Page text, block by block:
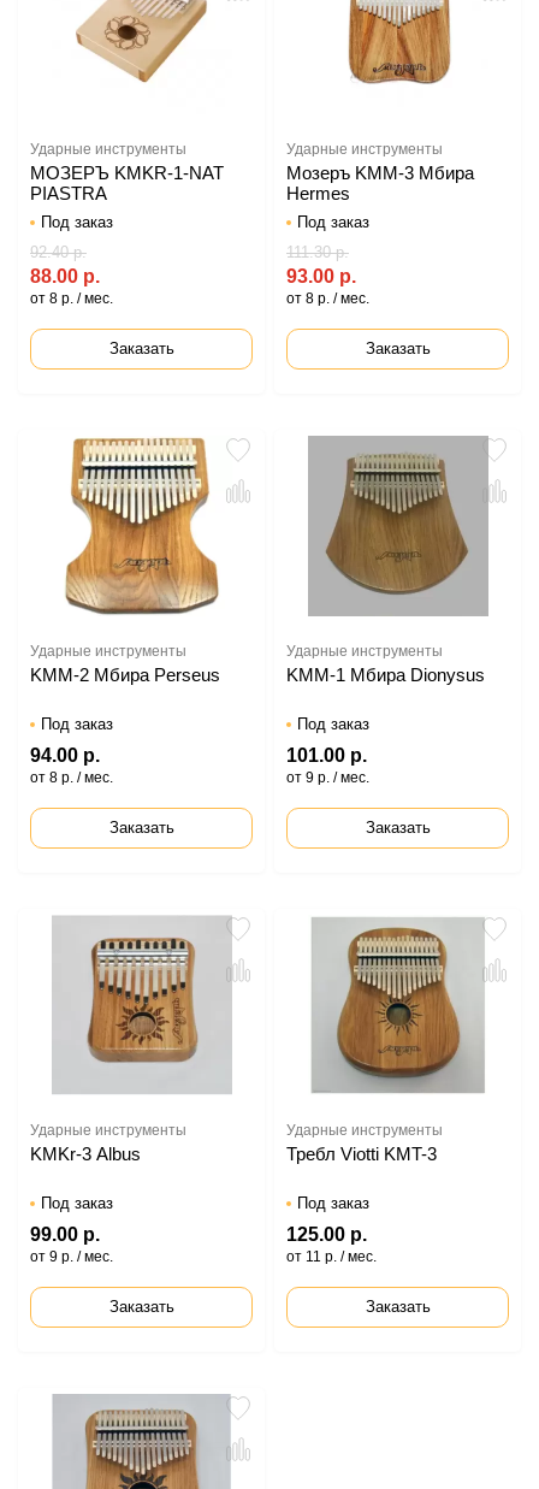
Ударные инструменты
МОЗЕРЪ KMKR-1-NAT
PIASTRA
Под заказ
88.00 р.
92.40 р.
от 8 р. / мес.
Заказать
Ударные инструменты
Мозеръ KMM-3 Мбира
Hermes
Под заказ
93.00 р.
111.30 р.
от 8 р. / мес.
Заказать
Ударные инструменты
KMM-2 Мбира Perseus
Под заказ
94.00 р.
от 8 р. / мес.
Заказать
Ударные инструменты
KMM-1 Мбира Dionysus
Под заказ
101.00 р.
от 9 р. / мес.
Заказать
Ударные инструменты
KMKr-3 Albus
Под заказ
99.00 р.
от 9 р. / мес.
Заказать
Ударные инструменты
Требл Viotti KMT-3
Под заказ
125.00 р.
от 11 р. / мес.
Заказать